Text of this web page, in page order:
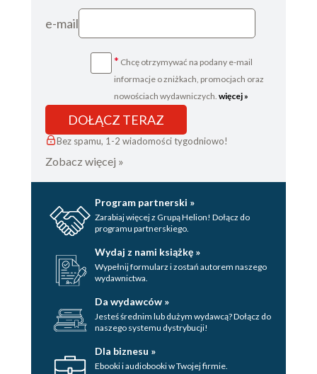
e-mail
* Chcę otrzymywać na podany e-mail
informacje o zniżkach, promocjach oraz
nowościach wydawniczych. więcej »
DOŁĄCZ TERAZ
Bez spamu, 1-2 wiadomości tygodniowo!
Zobacz więcej »
Program partnerski »
Zarabiaj więcej z Grupą Helion! Dołącz do
programu partnerskiego.
Wydaj z nami książkę »
Wypełnij formularz i zostań autorem naszego
wydawnictwa.
Da wydawców »
Jesteś średnim lub dużym wydawcą? Dołącz do
naszego systemu dystrybucji!
Dla biznesu »
Ebooki i audiobooki w Twojej firmie.